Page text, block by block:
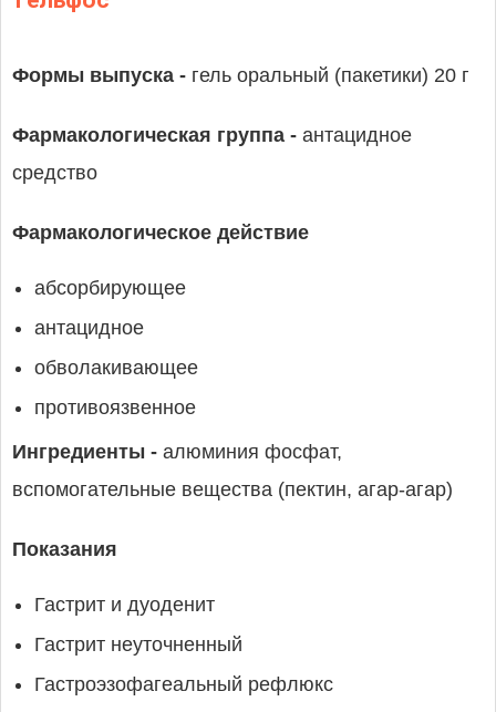
Формы выпуска - гель оральный (пакетики) 20 г
Фармакологическая группа - антацидное
средство
Фармакологическое действие
абсорбирующее
антацидное
обволакивающее
противоязвенное
Ингредиенты - алюминия фосфат,
вспомогательные вещества (пектин, агар-агар)
Показания
Гастрит и дуоденит
Гастрит неуточненный
Гастроэзофагеальный рефлюкс